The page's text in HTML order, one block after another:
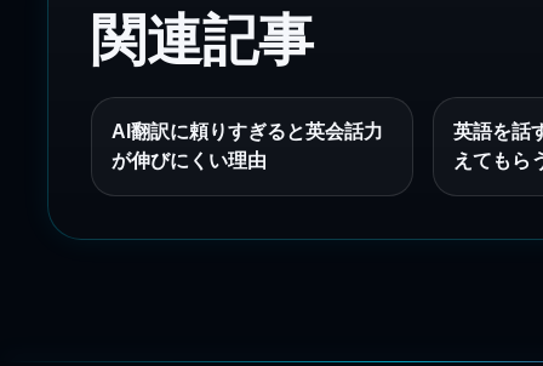
関連記事
AI翻訳に頼りすぎると英会話力
が伸びにくい理由
英語を話
えてもら